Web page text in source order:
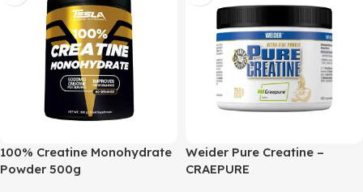
100% Creatine Monohydrate
Powder 500g
Weider Pure Creatine –
CRAEPURE